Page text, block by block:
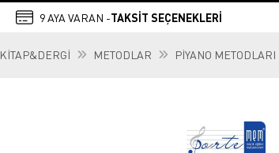
9 AYA VARAN -TAKSİT SEÇENEKLERİ
KİTAP&DERGİ METODLAR PİYANO METODLARI